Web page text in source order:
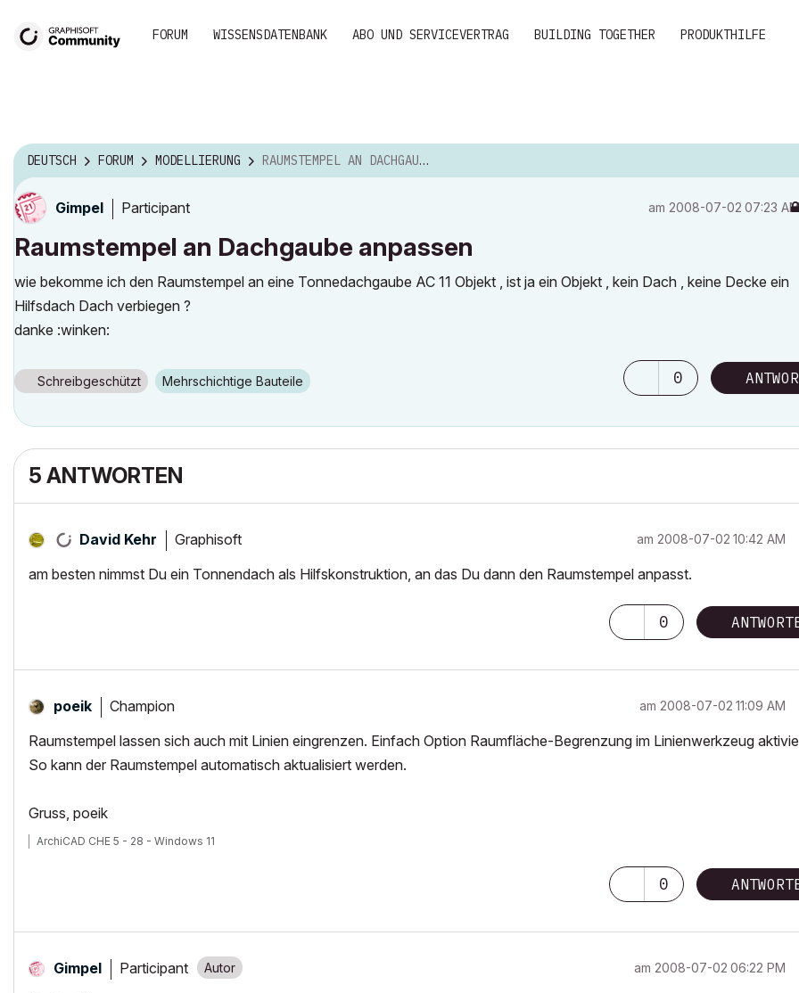
FORUM WISSENSDATENBANK ABO UND SERVICEVERTRAG BUILDING TOGETHER PRODUKTHILFE
DEUTSCH FORUM MODELLIERUNG RAUMSTEMPEL AN DACHGAUBE ANPASSEN
Gimpel Participant am ‎2008-07-02 07:23 AM
Raumstempel an Dachgaube anpassen
wie bekomme ich den Raumstempel an eine Tonnedachgaube AC 11 Objekt , ist ja ein Objekt , kein Dach , keine Decke ein
Hilfsdach Dach verbiegen ?
danke :winken:
Schreibgeschützt Mehrschichtige Bauteile 0
5 ANTWORTEN
David Kehr Graphisoft am ‎2008-07-02 10:42 AM
am besten nimmst Du ein Tonnendach als Hilfskonstruktion, an das Du dann den Raumstempel anpasst.
0
poeik Champion am ‎2008-07-02 11:09 AM
Raumstempel lassen sich auch mit Linien eingrenzen. Einfach Option Raumfläche-Begrenzung im Linienwerkzeug
So kann der Raumstempel automatisch aktualisiert werden.
Gruss, poeik
ArchiCAD CHE 5 - 28 - Windows 11
0
Gimpel Participant am ‎2008-07-02 06:22 PM